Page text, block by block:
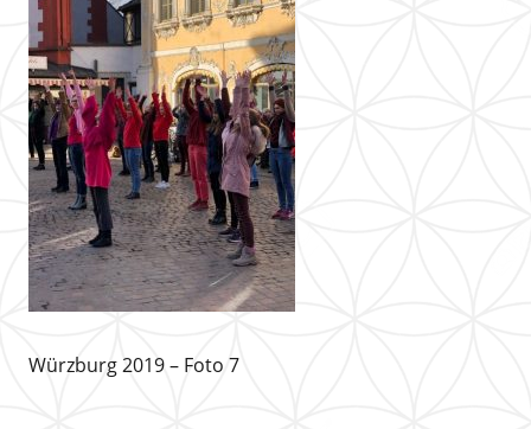
Würzburg 2019 – Foto 7